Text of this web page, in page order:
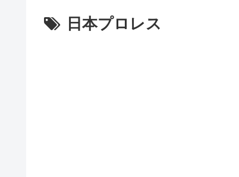
日本プロレス